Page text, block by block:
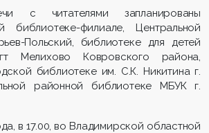
с читателями запланированы
библиотеке-филиале, Центральной
Польский, библиотеке для детей
Мелихово Ковровского района,
библиотеке им. С.К. Никитина г.
районной библиотеке МБУК г.
в 17.00, во Владимирской областной